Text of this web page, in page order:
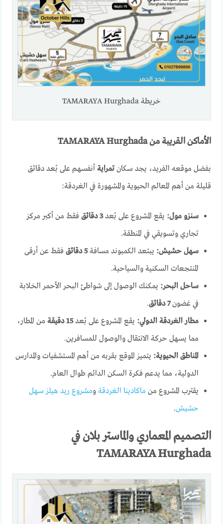
خريطة TAMARAYA Hurghada
الأماكن القريبة من TAMARAYA Hurghada
بفضل موقعه الفريد، يجد سكانتمراية أنفسهم على بُعد دقائق
قليلة من أهم المعالم الحيوية والمشهورة في الغردقة:
سنزو مول: يقع المشروع على بُعد3 دقائق
فقط من أكبر مركز
تجاري وتسويقي في المنطقة.
سهل حشيش: يبتعد الكمبوند مسافة5 دقائق
فقط عن أرقى
المنتجعات السكنية والسياحية.
ساحل البحر: يمكنك الوصول إلى شواطئ البحر الأحمر الخلابة
في غضون7 دقائق
.
مطار الغردقة الدولي: يقع المشروع على بُعد15 دقيقة
من المطار،
مما يسهل حركة الانتقال والوصول للمسافرين.
المناطق الحيوية: يتميز الموقع بقربه من أهم المستشفيات والمدارس
الدولية، مما يدعم فكرة السكن الدائم طوال العام.
يقترب المشروع من ماكادينا الغردقة ومشروع ريد هيلز سهل
حشيش.
التصميم المعماري والماستر بلان في
TAMARAYA Hurghada